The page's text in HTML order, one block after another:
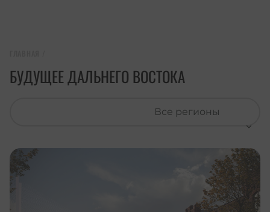
БУДУЩЕЕ ДАЛЬНЕГО ВОСТОКА
Все регионы